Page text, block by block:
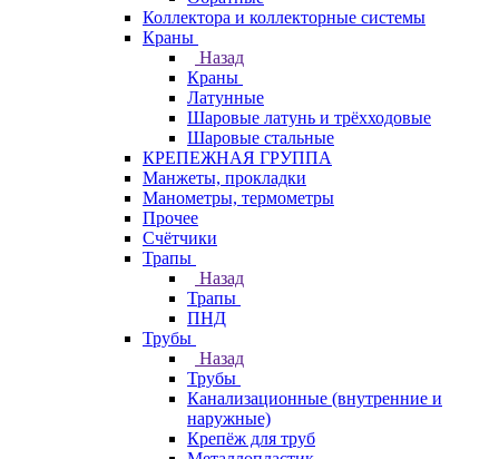
Коллектора и коллекторные системы
Краны
Назад
Краны
Латунные
Шаровые латунь и трёхходовые
Шаровые стальные
КРЕПЕЖНАЯ ГРУППА
Манжеты, прокладки
Манометры, термометры
Прочее
Счётчики
Трапы
Назад
Трапы
ПНД
Трубы
Назад
Трубы
Канализационные (внутренние и
наружные)
Крепёж для труб